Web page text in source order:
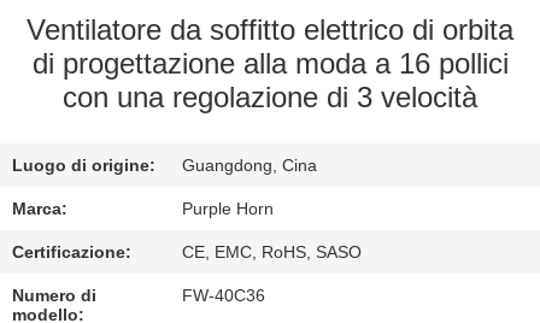
FABBRICA
CONTROLLO
QUALITÀ
CONTATTICI
Ventilatore da soffitto elettrico di orbita
di progettazione alla moda a 16 pollici
con una regolazione di 3 velocità
Luogo di origine: Guangdong, Cina
Marca: Purple Horn
Certificazione: CE, EMC, RoHS, SASO
Numero di
modello:
FW-40C36